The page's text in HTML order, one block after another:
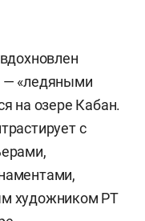
— «ледяными
на озере Кабан.
с
художником РТ